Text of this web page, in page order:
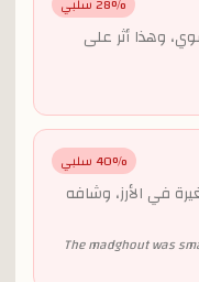
وهذا أثر على
40% سلبي
في الأرز، وشافه
The madghout was